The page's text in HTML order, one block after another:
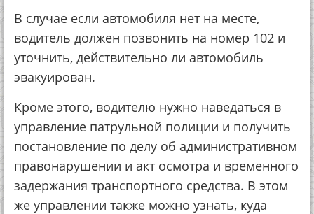
В случае если автомобиля нет на месте,
водитель должен позвонить на номер 102 и
уточнить, действительно ли автомобиль
эвакуирован.
Кроме этого, водителю нужно наведаться в
управление патрульной полиции и получить
постановление по делу об административном
правонарушении и акт осмотра и временного
задержания транспортного средства. В этом
же управлении также можно узнать, куда